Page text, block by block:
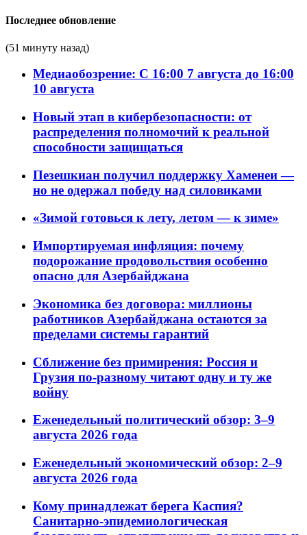
Последнее обновление
(51 минуту назад)
Медиаобозрение: С 16:00 7 августа до 16:00
10 августа
Новый этап в кибербезопасности: от
распределения полномочий к реальной
способности защищаться
Пезешкиан получил поддержку Хаменеи —
но не одержал победу над силовиками
«Зимой готовься к лету, летом — к зиме»
Импортируемая инфляция: почему
подорожание продовольствия особенно
опасно для Азербайджана
Экономика без договора: миллионы
работников Азербайджана остаются за
пределами системы гарантий
Сближение без примирения: Россия и
Грузия по-разному читают одну и ту же
войну
Еженедельный политический обзор: 3–9
августа 2026 года
Еженедельный экономический обзор: 2–9
августа 2026 года
Кому принадлежат берега Каспия?
Санитарно-эпидемиологическая